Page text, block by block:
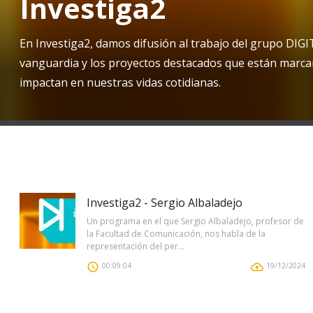
Investiga2
En Investiga2, damos difusión al trabajo del grupo
vanguardia y los proyectos destacados que están
impactan en nuestras vidas cotidianas.
Investiga2 - Sergio Albaladejo
Un programa en el que Sergio Albaladejo, profesor de
la Facultad de Comunicación, nos habla de la
representación del per...
00:09:04 19/12/2024